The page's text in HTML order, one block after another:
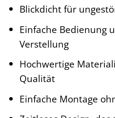
Blickdicht für
Einfache Bedienung
Verstellung
Hochwertige
Qualität
Einfache Montage